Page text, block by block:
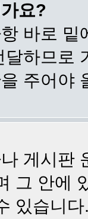
요?
바로
하므로
주어야
게시판
그 안에
있습니다